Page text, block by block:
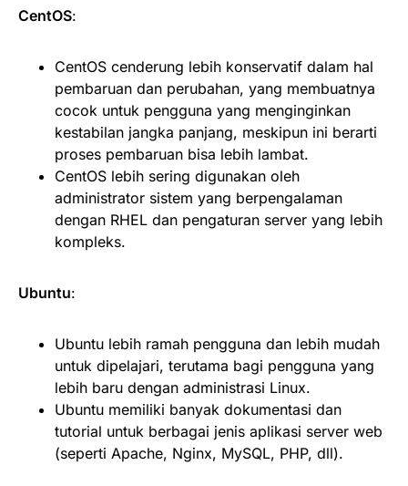
CentOS:
CentOS cenderung lebih konservatif dalam hal
pembaruan dan perubahan, yang membuatnya
cocok untuk pengguna yang menginginkan
kestabilan jangka panjang, meskipun ini berarti
proses pembaruan bisa lebih lambat.
CentOS lebih sering digunakan oleh
administrator sistem yang berpengalaman
dengan RHEL dan pengaturan server yang lebih
kompleks.
Ubuntu:
Ubuntu lebih ramah pengguna dan lebih mudah
untuk dipelajari, terutama bagi pengguna yang
lebih baru dengan administrasi Linux.
Ubuntu memiliki banyak dokumentasi dan
tutorial untuk berbagai jenis aplikasi server web
(seperti Apache, Nginx, MySQL, PHP, dll).